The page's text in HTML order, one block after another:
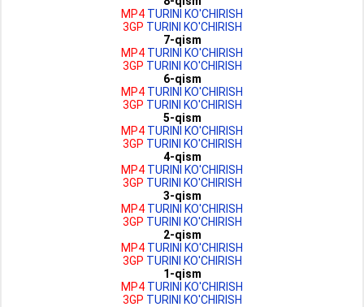
MP4 TURINI KO'CHIRISH
3GP TURINI KO'CHIRISH
7-qism
MP4 TURINI KO'CHIRISH
3GP TURINI KO'CHIRISH
6-qism
MP4 TURINI KO'CHIRISH
3GP TURINI KO'CHIRISH
5-qism
MP4 TURINI KO'CHIRISH
3GP TURINI KO'CHIRISH
4-qism
MP4 TURINI KO'CHIRISH
3GP TURINI KO'CHIRISH
3-qism
MP4 TURINI KO'CHIRISH
3GP TURINI KO'CHIRISH
2-qism
MP4 TURINI KO'CHIRISH
3GP TURINI KO'CHIRISH
1-qism
MP4 TURINI KO'CHIRISH
3GP TURINI KO'CHIRISH